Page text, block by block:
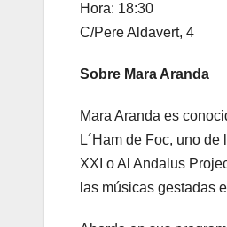
Hora: 18:30
C/Pere Aldavert, 4
Sobre Mara Aranda
Mara Aranda es
L´Ham de Foc, uno
XXI o Al Andalus
las músicas gestadas